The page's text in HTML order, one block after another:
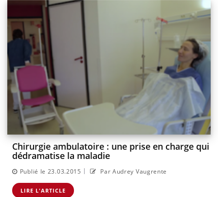
Chirurgie ambulatoire : une prise en charge qui
dédramatise la maladie
Publié le 23.03.2015 | Par Audrey Vaugrente
LIRE L'ARTICLE